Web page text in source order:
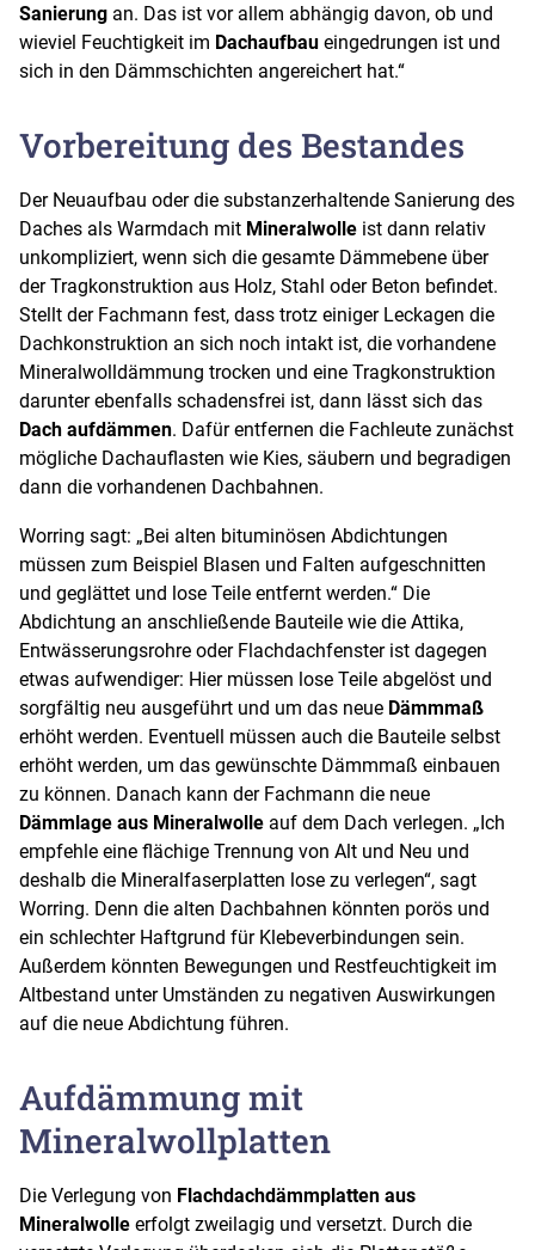
Sanierung an. Das ist vor allem abhängig davon, ob und
wieviel Feuchtigkeit im Dachaufbau eingedrungen ist und
sich in den Dämmschichten angereichert hat.“
Vorbereitung des Bestandes
Der Neuaufbau oder die substanzerhaltende Sanierung des
Daches als Warmdach mit Mineralwolle ist dann relativ
unkompliziert, wenn sich die gesamte Dämmebene über
der Tragkonstruktion aus Holz, Stahl oder Beton befindet.
Stellt der Fachmann fest, dass trotz einiger Leckagen die
Dachkonstruktion an sich noch intakt ist, die vorhandene
Mineralwolldämmung trocken und eine Tragkonstruktion
darunter ebenfalls schadensfrei ist, dann lässt sich das
Dach aufdämmen. Dafür entfernen die Fachleute zunächst
mögliche Dachauflasten wie Kies, säubern und begradigen
dann die vorhandenen Dachbahnen.
Worring sagt: „Bei alten bituminösen Abdichtungen
müssen zum Beispiel Blasen und Falten aufgeschnitten
und geglättet und lose Teile entfernt werden.“ Die
Abdichtung an anschließende Bauteile wie die Attika,
Entwässerungsrohre oder Flachdachfenster ist dagegen
etwas aufwendiger: Hier müssen lose Teile abgelöst und
sorgfältig neu ausgeführt und um das neue Dämmmaß
erhöht werden. Eventuell müssen auch die Bauteile selbst
erhöht werden, um das gewünschte Dämmmaß einbauen
zu können. Danach kann der Fachmann die neue
Dämmlage aus Mineralwolle auf dem Dach verlegen. „Ich
empfehle eine flächige Trennung von Alt und Neu und
deshalb die Mineralfaserplatten lose zu verlegen“, sagt
Worring. Denn die alten Dachbahnen könnten porös und
ein schlechter Haftgrund für Klebeverbindungen sein.
Außerdem könnten Bewegungen und Restfeuchtigkeit im
Altbestand unter Umständen zu negativen Auswirkungen
auf die neue Abdichtung führen.
Aufdämmung mit
Mineralwollplatten
Die Verlegung von Flachdachdämmplatten aus
Mineralwolle erfolgt zweilagig und versetzt. Durch die